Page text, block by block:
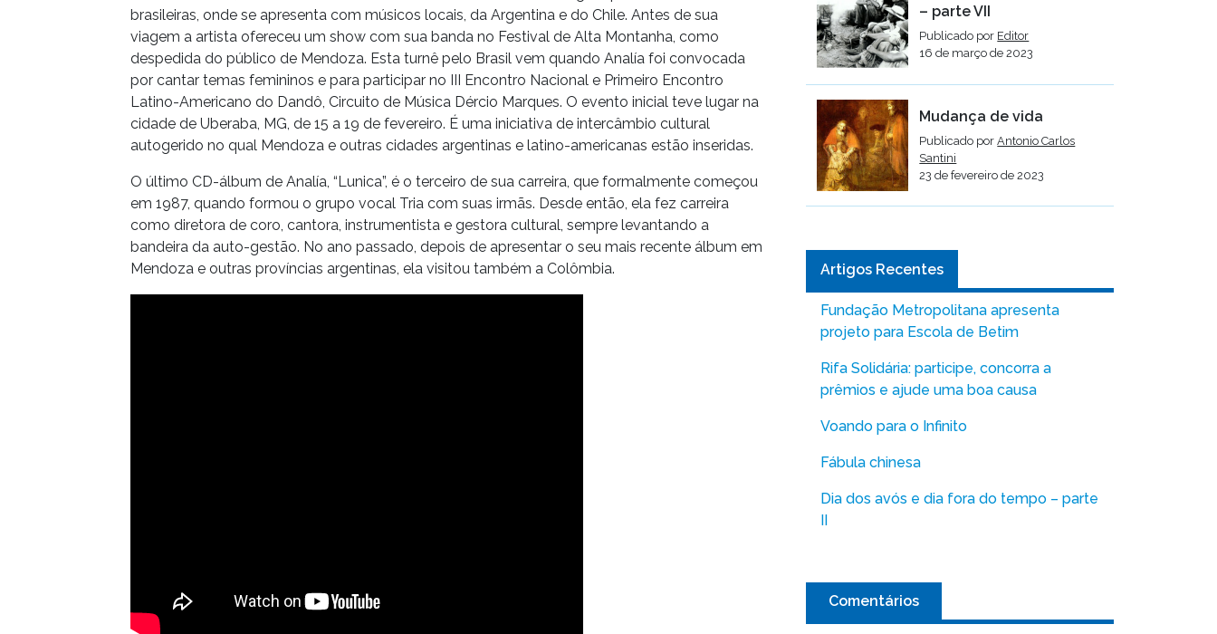
brasileiras, onde se apresenta com músicos locais, da Argentina e do Chile. Antes de sua
viagem a artista ofereceu um show com sua banda no Festival de Alta Montanha, como
despedida do público de Mendoza. Esta turnê pelo Brasil vem quando Analía foi convocada
por cantar temas femininos e para participar no III Encontro Nacional e Primeiro Encontro
Latino-Americano do Dandô, Circuito de Música Dércio Marques. O evento inicial teve lugar na
cidade de Uberaba, MG, de 15 a 19 de fevereiro. É uma iniciativa de intercâmbio cultural
autogerido no qual Mendoza e outras cidades argentinas e latino-americanas estão inseridas.
O último CD-álbum de Analía, “Lunica”, é o terceiro de sua carreira, que formalmente começou
em 1987, quando formou o grupo vocal Tria com suas irmãs. Desde então, ela fez carreira
como diretora de coro, cantora, instrumentista e gestora cultural, sempre levantando a
bandeira da auto-gestão. No ano passado, depois de apresentar o seu mais recente álbum em
Mendoza e outras províncias argentinas, ela visitou também a Colômbia.
– parte VII
Publicado por Editor
16 de março de 2023
Mudança de vida
Publicado porAntonio Carlos
Santini
23 de fevereiro de 2023
Artigos Recentes
Fundação Metropolitana apresenta
projeto para Escola de Betim
Rifa Solidária: participe, concorra a
prêmios e ajude uma boa causa
Voando para o Infinito
Fábula chinesa
Dia dos avós e dia fora do tempo – parte
II
Comentários